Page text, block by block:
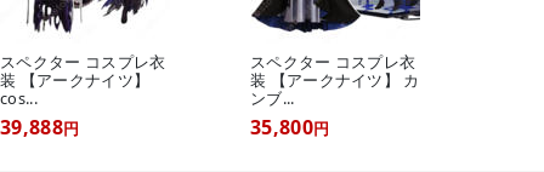
スペクター コスプレ衣
装 【アークナイツ】
cos...
39,888円
スペクター コスプレ衣
装 【アークナイツ】 カ
ンブ...
35,800円